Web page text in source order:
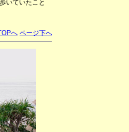
いていたこと
へ ページ下へ